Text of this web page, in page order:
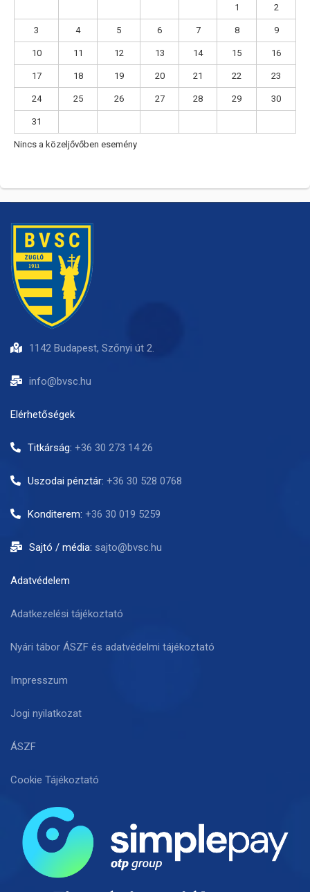
1 2
3 4 5 6 7 8 9
10 11 12 13 14 15 16
17 18 19 20 21 22 23
24 25 26 27 28 29 30
31
Nincs a közeljővőben esemény
1142 Budapest, Szőnyi út 2.
info@bvsc.hu
Elérhetőségek
Titkárság: +36 30 273 14 26
Uszodai pénztár: +36 30 528 0768
Konditerem: +36 30 019 5259
Sajtó / média: sajto@bvsc.hu
Adatvédelem
Adatkezelési tájékoztató
Nyári tábor ÁSZF és adatvédelmi tájékoztató
Impresszum
Jogi nyilatkozat
ÁSZF
Cookie Tájékoztató